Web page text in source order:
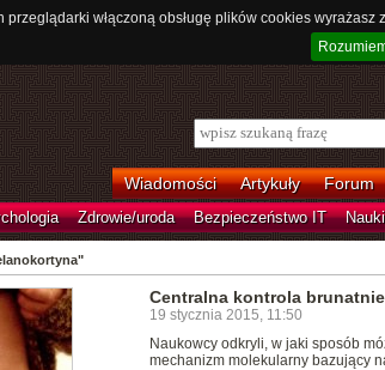
włączoną obsługę plików cookies
Wiadomości Artykuły Forum
Zdrowie/uroda Bezpieczeństwo IT
Centralna kontrola
19 stycznia 2015, 11:50
Naukowcy odkryli, w jaki sposób
mechanizm molekularny bazujący